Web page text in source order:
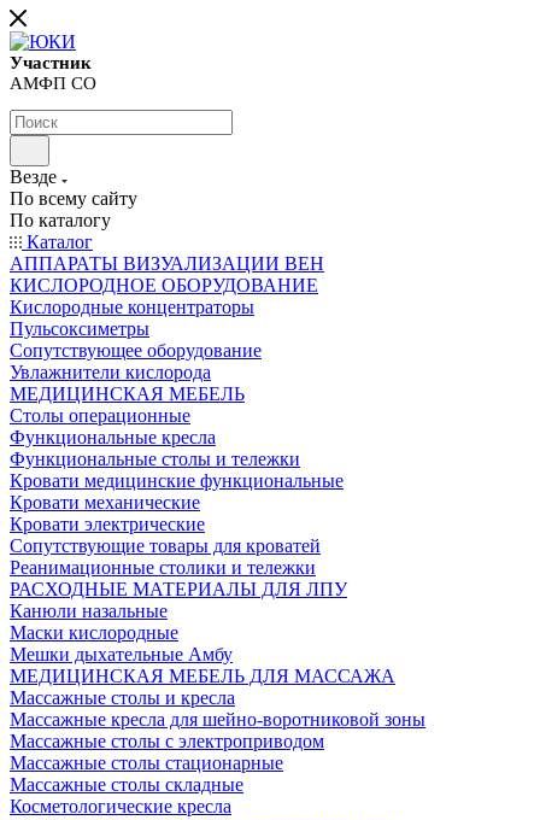
Участник
АМФП СО
Везде
По всему сайту
По каталогу
Каталог
АППАРАТЫ ВИЗУАЛИЗАЦИИ ВЕН
КИСЛОРОДНОЕ ОБОРУДОВАНИЕ
Кислородные концентраторы
Пульсоксиметры
Сопутствующее оборудование
Увлажнители кислорода
МЕДИЦИНСКАЯ МЕБЕЛЬ
Столы операционные
Функциональные кресла
Функциональные столы и тележки
Кровати медицинские функциональные
Кровати механические
Кровати электрические
Сопутствующие товары для кроватей
Реанимационные столики и тележки
РАСХОДНЫЕ МАТЕРИАЛЫ ДЛЯ ЛПУ
Канюли назальные
Маски кислородные
Мешки дыхательные Амбу
МЕДИЦИНСКАЯ МЕБЕЛЬ ДЛЯ МАССАЖА
Массажные столы и кресла
Массажные кресла для шейно-воротниковой зоны
Массажные столы с электроприводом
Массажные столы стационарные
Массажные столы складные
Косметологические кресла